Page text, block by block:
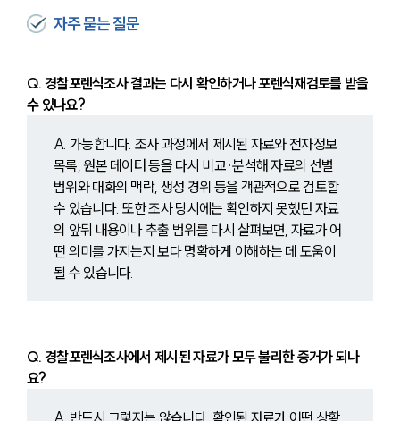
자주 묻는 질문
Q. 경찰포렌식조사 결과는 다시 확인하거나 포렌식재검토를 받을
수 있나요?
A. 가능합니다. 조사 과정에서 제시된 자료와 전자정보
목록, 원본 데이터 등을 다시 비교·분석해 자료의 선별
범위와 대화의 맥락, 생성 경위 등을 객관적으로 검토할
수 있습니다. 또한 조사 당시에는 확인하지 못했던 자료
의 앞뒤 내용이나 추출 범위를 다시 살펴보면, 자료가 어
떤 의미를 가지는지 보다 명확하게 이해하는 데 도움이
될 수 있습니다.
Q. 경찰포렌식조사에서 제시된 자료가 모두 불리한 증거가 되나
요?
A. 반드시 그렇지는 않습니다. 확인된 자료가 어떤 상황